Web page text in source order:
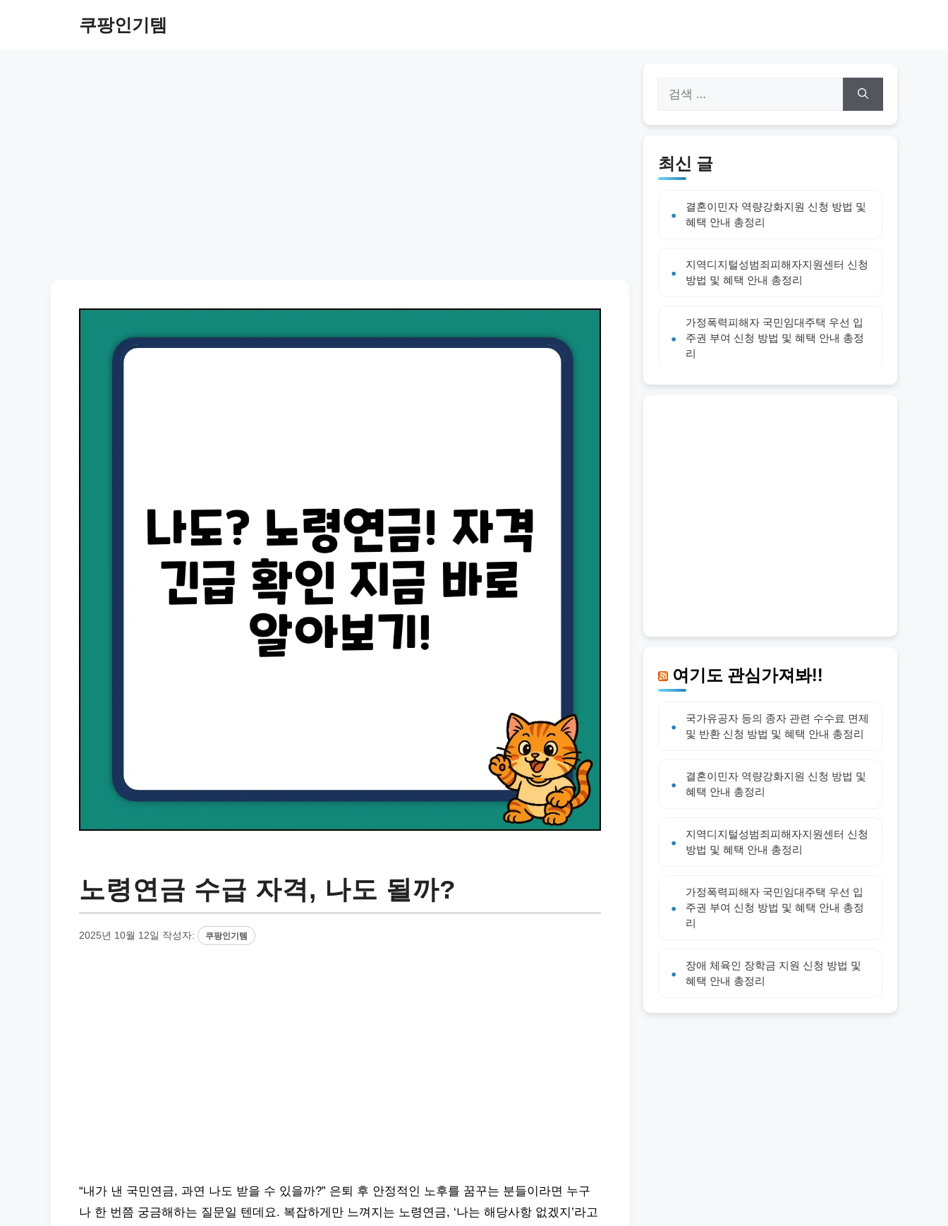
쿠팡인기템
노령연금 수급 자격, 나도 될까?
2025년 10월 12일 작성자: 쿠팡인기템
“내가 낸 국민연금, 과연 나도 받을 수 있을까?” 은퇴 후 안정적인 노후를 꿈꾸는 분들이라면 누구
나 한 번쯤 궁금해하는 질문일 텐데요. 복잡하게만 느껴지는 노령연금, ‘나는 해당사항 없겠지’라고
색:
최신 글
결혼이민자 역량강화지원 신청 방법 및
혜택 안내 총정리
지역디지털성범죄피해자지원센터 신청
방법 및 혜택 안내 총정리
가정폭력피해자 국민임대주택 우선 입
주권 부여 신청 방법 및 혜택 안내 총정
리
여기도 관심가져봐!!
국가유공자 등의 종자 관련 수수료 면제
및 반환 신청 방법 및 혜택 안내 총정리
결혼이민자 역량강화지원 신청 방법 및
혜택 안내 총정리
지역디지털성범죄피해자지원센터 신청
방법 및 혜택 안내 총정리
가정폭력피해자 국민임대주택 우선 입
주권 부여 신청 방법 및 혜택 안내 총정
리
장애 체육인 장학금 지원 신청 방법 및
혜택 안내 총정리